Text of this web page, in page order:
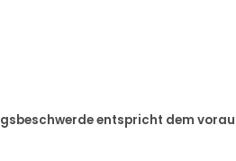
entspricht dem